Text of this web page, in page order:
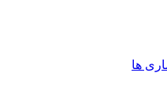
ها